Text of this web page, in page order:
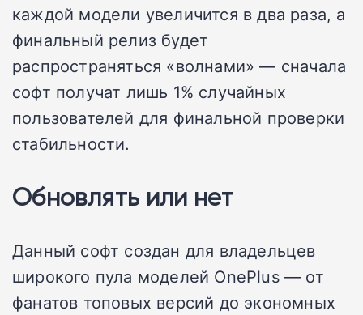
каждой модели увеличится в два раза, а
финальный релиз будет
распространяться «волнами» — сначала
софт получат лишь 1% случайных
пользователей для финальной проверки
стабильности.
Обновлять или нет
Данный софт создан для владельцев
широкого пула моделей OnePlus — от
фанатов топовых версий до экономных